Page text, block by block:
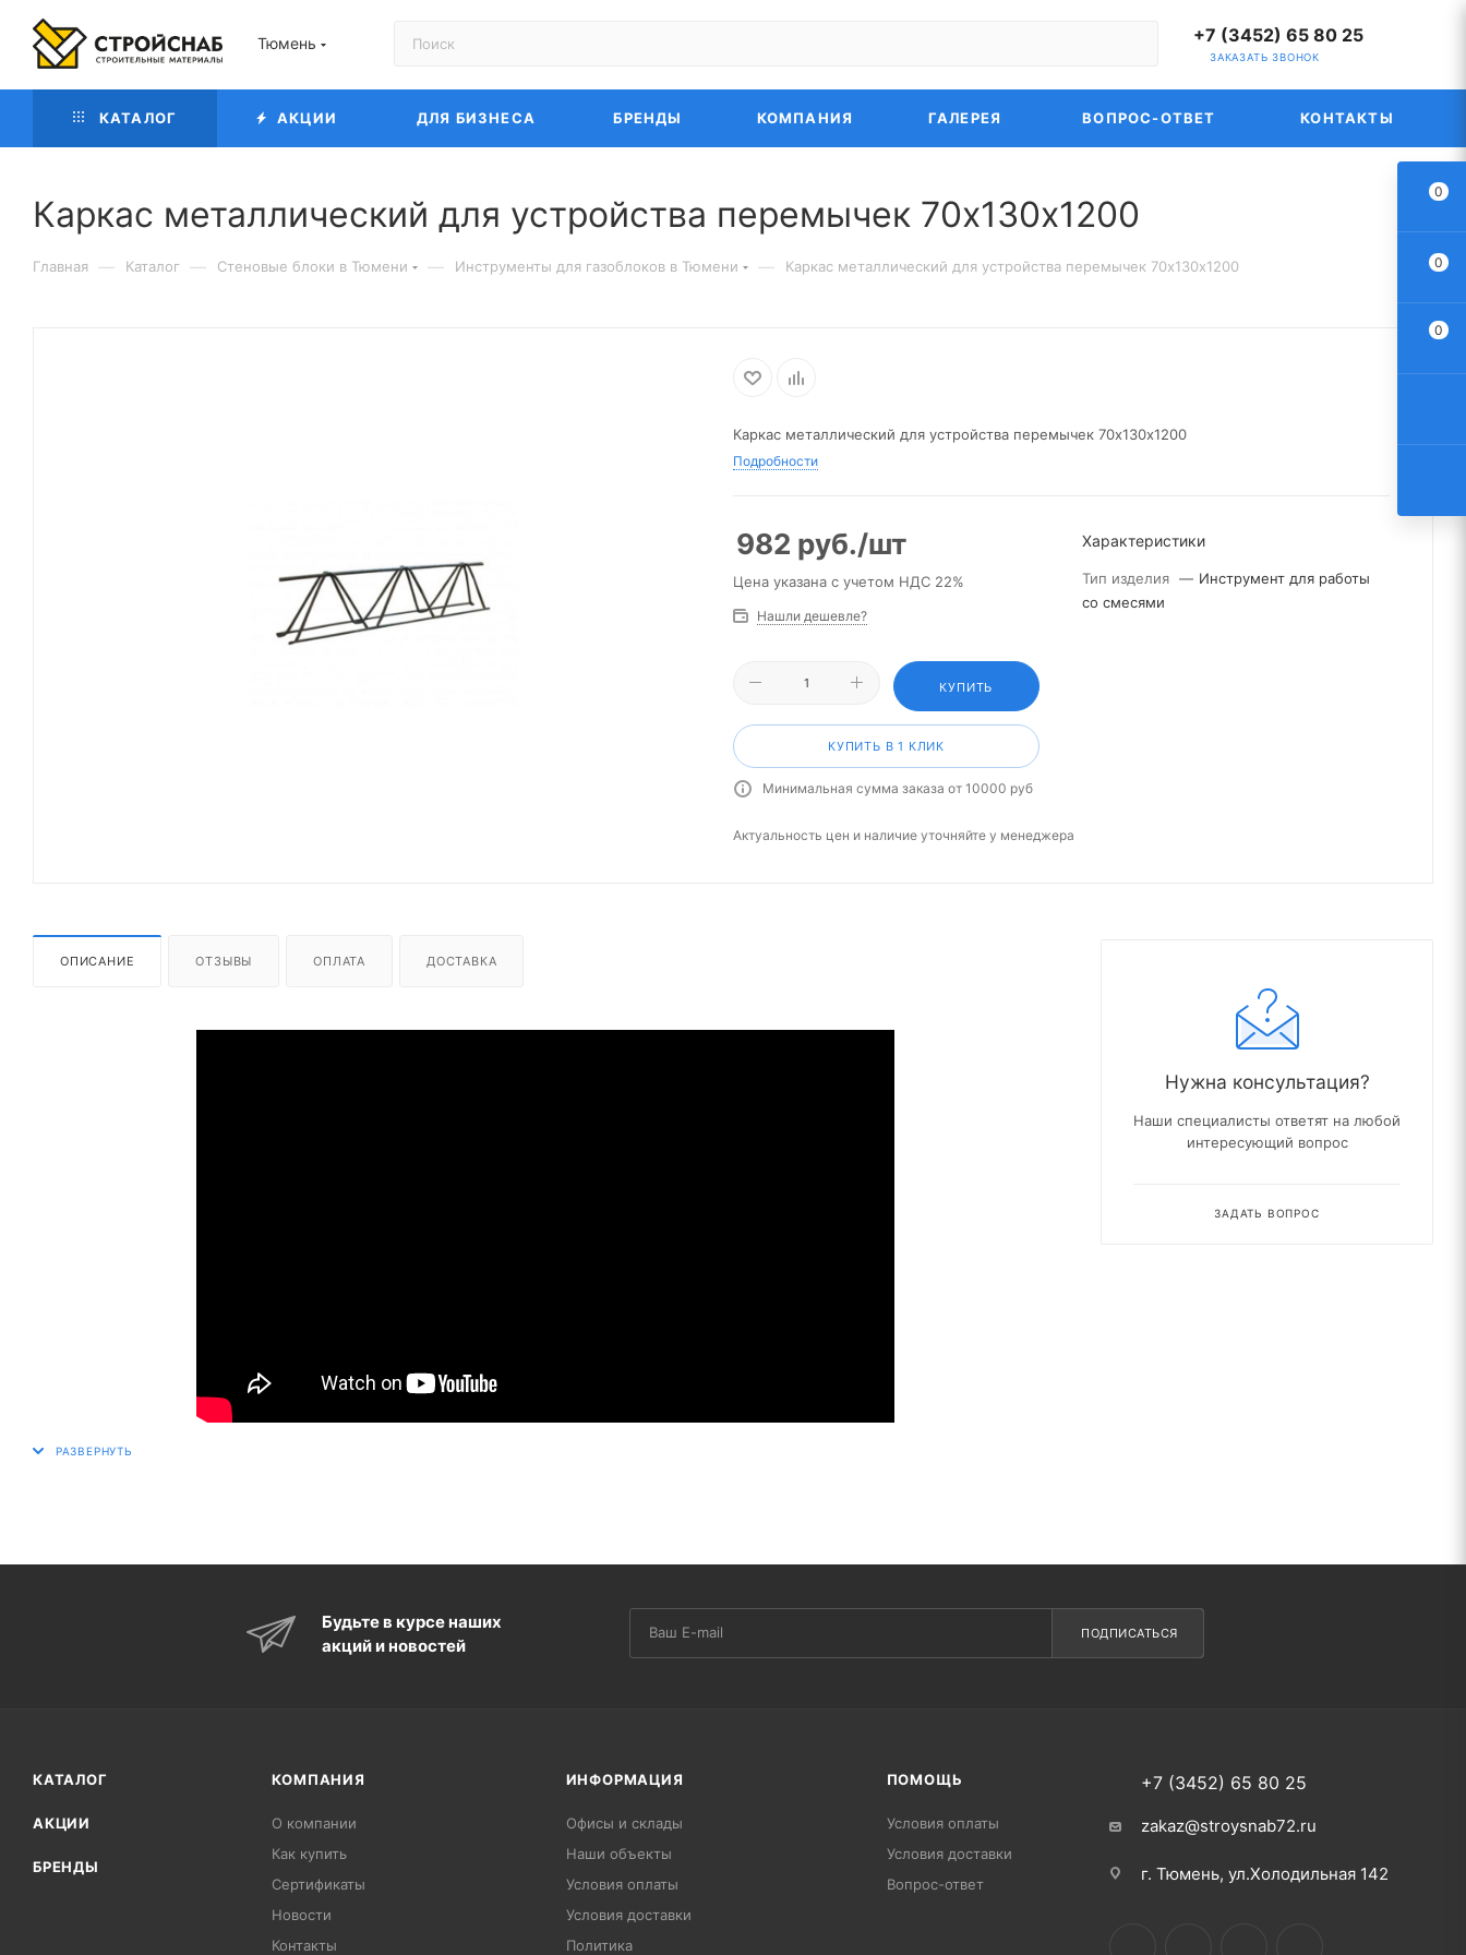
Тюмень +7 (3452) 65 80 25
ЗАКАЗАТЬ ЗВОНОК
КАТАЛОГ АКЦИИ ДЛЯ БИЗНЕСА БРЕНДЫ КОМПАНИЯ ГАЛЕРЕЯ ВОПРОС-ОТВЕТ КОНТАКТЫ
Каркас металлический для устройства перемычек 70х130х1200
Главная — Каталог — Cтеновые блоки в Тюмени — Инструменты для газоблоков в Тюмени — Каркас металлический для устройства перемычек 70х130х1200
Каркас металлический для устройства перемычек 70х130х1200
Подробности
982 руб./шт
Цена указана с учетом НДС 22%
Нашли дешевле?
КУПИТЬ
КУПИТЬ В 1 КЛИК
Минимальная сумма заказа от 10000 руб
Характеристики
Тип изделия — Инструмент для работы
со смесями
Актуальность цен и наличие уточняйте у менеджера
ОПИСАНИЕ ОТЗЫВЫ ОПЛАТА ДОСТАВКА
Нужна консультация?
Наши специалисты ответят на любой
интересующий вопрос
ЗАДАТЬ ВОПРОС
Будьте в курсе наших
акций и новостей
ПОДПИСАТЬСЯ
КАТАЛОГ
АКЦИИ
БРЕНДЫ
КОМПАНИЯ
О компании
Как купить
Сертификаты
Новости
Контакты
ИНФОРМАЦИЯ
Офисы и склады
Наши объекты
Условия оплаты
Условия доставки
Политика
ПОМОЩЬ
Условия оплаты
Условия доставки
Вопрос-ответ
+7 (3452) 65 80 25
zakaz@stroysnab72.ru
г. Тюмень, ул.Холодильная 142
0
0
0